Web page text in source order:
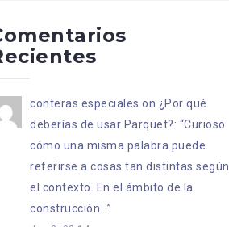
conteras especiales on ¿Por qué
deberías de usar Parquet?: “Curioso
cómo una misma palabra puede
referirse a cosas tan distintas según
el contexto. En el ámbito de la
construcción… ”